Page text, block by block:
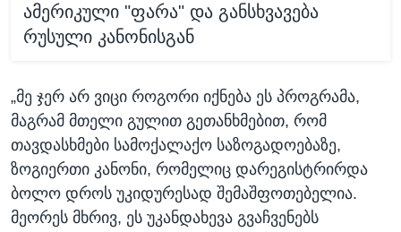
ამერიკული "ფარა" და განსხვავება
რუსული კანონისგან
„მე ჯერ არ ვიცი როგორი იქნება ეს პროგრამა,
მაგრამ მთელი გულით გეთანხმებით, რომ
თავდასხმები სამოქალაქო საზოგადოებაზე,
ზოგიერთი კანონი, რომელიც დარეგისტრირდა
ბოლო დროს უკიდურესად შემაშფოთებელია.
მეორეს მხრივ, ეს უკანდახევა გვაჩვენებს